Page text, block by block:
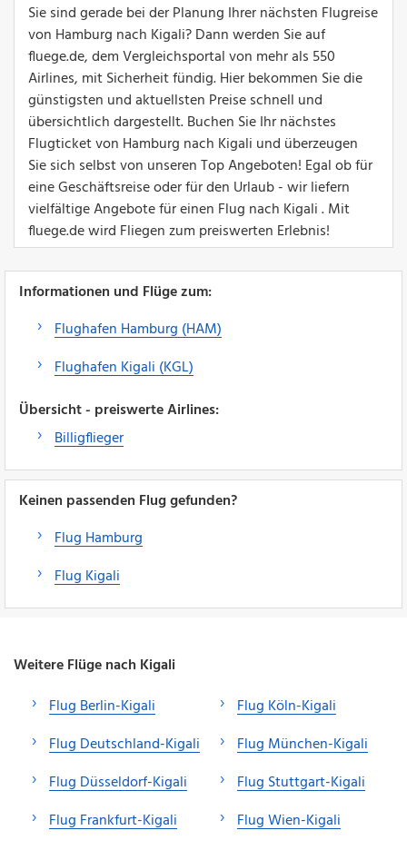
Sie sind gerade bei der Planung Ihrer nächsten Flugreise
von Hamburg nach Kigali? Dann werden Sie auf
fluege.de, dem Vergleichsportal von mehr als 550
Airlines, mit Sicherheit fündig. Hier bekommen Sie die
günstigsten und aktuellsten Preise schnell und
übersichtlich dargestellt. Buchen Sie Ihr nächstes
Flugticket von Hamburg nach Kigali und überzeugen
Sie sich selbst von unseren Top Angeboten! Egal ob für
eine Geschäftsreise oder für den Urlaub - wir liefern
vielfältige Angebote für einen Flug nach Kigali . Mit
fluege.de wird Fliegen zum preiswerten Erlebnis!
Informationen und Flüge zum:
Flughafen Hamburg (HAM)
Flughafen Kigali (KGL)
Übersicht - preiswerte Airlines:
Billigflieger
Keinen passenden Flug gefunden?
Flug Hamburg
Flug Kigali
Weitere Flüge nach Kigali
Flug Berlin-Kigali
Flug Deutschland-Kigali
Flug Düsseldorf-Kigali
Flug Frankfurt-Kigali
Flug Köln-Kigali
Flug München-Kigali
Flug Stuttgart-Kigali
Flug Wien-Kigali